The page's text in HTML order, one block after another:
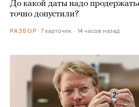
До какой даты надо
точно допустили?
РАЗБОР 7 карточек 14 часов назад